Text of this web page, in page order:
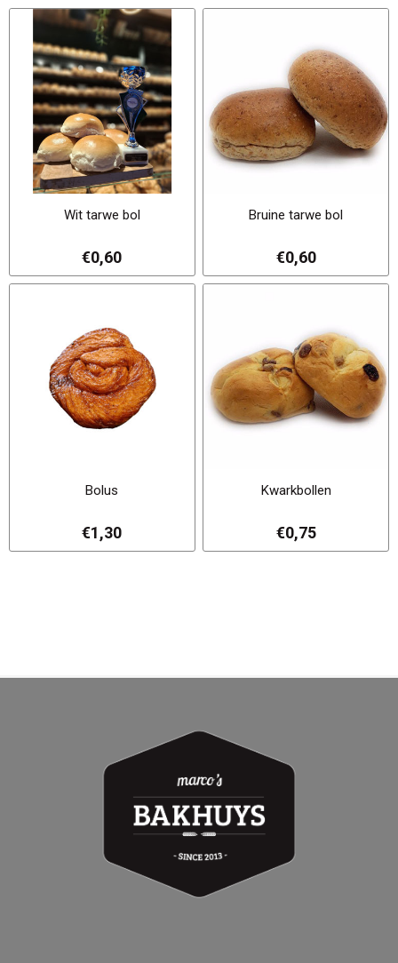
Wit tarwe bol
€0,60
Bruine tarwe bol
€0,60
Bolus
€1,30
Kwarkbollen
€0,75